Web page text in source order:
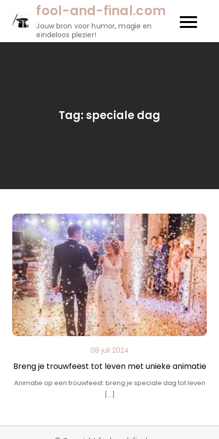
fool-and-final.com
Jouw bron voor humor, magie en
eindeloos plezier!
Tag:speciale dag
08 juli 2024
Breng je trouwfeest tot leven met unieke animatie
Animatie op een trouwfeest: breng je speciale dag tot leven
[…]